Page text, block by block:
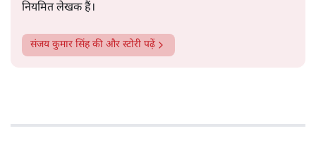
नियमित लेखक हैं।
संजय कुमार सिंहकी और स्टोरी पढ़ें